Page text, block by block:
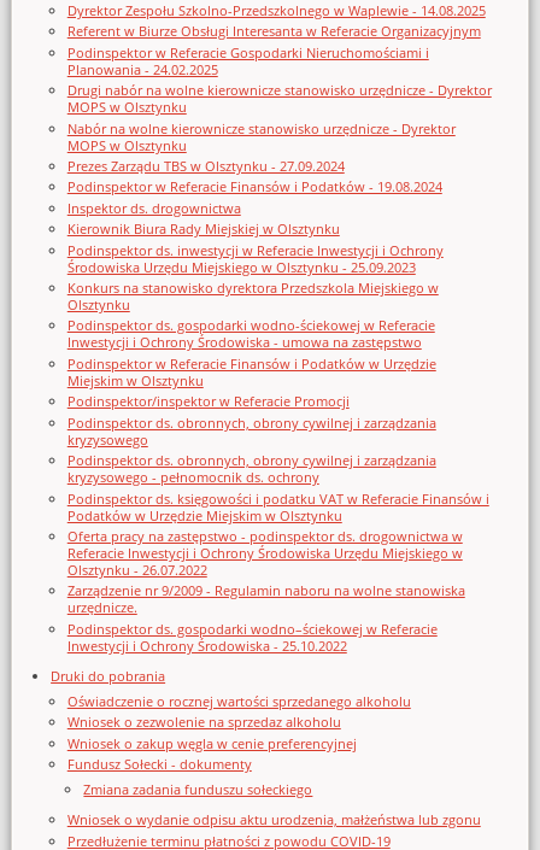
Dyrektor Zespołu Szkolno-Przedszkolnego w Waplewie - 14.08.2025
Referent w Biurze Obsługi Interesanta w Referacie Organizacyjnym
Podinspektor w Referacie Gospodarki Nieruchomościami i
Planowania - 24.02.2025
Drugi nabór na wolne kierownicze stanowisko urzędnicze - Dyrektor
MOPS w Olsztynku
Nabór na wolne kierownicze stanowisko urzędnicze - Dyrektor
MOPS w Olsztynku
Prezes Zarządu TBS w Olsztynku - 27.09.2024
Podinspektor w Referacie Finansów i Podatków - 19.08.2024
Inspektor ds. drogownictwa
Kierownik Biura Rady Miejskiej w Olsztynku
Podinspektor ds. inwestycji w Referacie Inwestycji i Ochrony
Środowiska Urzędu Miejskiego w Olsztynku - 25.09.2023
Konkurs na stanowisko dyrektora Przedszkola Miejskiego w
Olsztynku
Podinspektor ds. gospodarki wodno-ściekowej w Referacie
Inwestycji i Ochrony Środowiska - umowa na zastępstwo
Podinspektor w Referacie Finansów i Podatków w Urzędzie
Miejskim w Olsztynku
Podinspektor/inspektor w Referacie Promocji
Podinspektor ds. obronnych, obrony cywilnej i zarządzania
kryzysowego
Podinspektor ds. obronnych, obrony cywilnej i zarządzania
kryzysowego - pełnomocnik ds. ochrony
Podinspektor ds. księgowości i podatku VAT w Referacie Finansów i
Podatków w Urzędzie Miejskim w Olsztynku
Oferta pracy na zastępstwo - podinspektor ds. drogownictwa w
Referacie Inwestycji i Ochrony Środowiska Urzędu Miejskiego w
Olsztynku - 26.07.2022
Zarządzenie nr 9/2009 - Regulamin naboru na wolne stanowiska
urzędnicze.
Podinspektor ds. gospodarki wodno–ściekowej w Referacie
Inwestycji i Ochrony Środowiska - 25.10.2022
Druki do pobrania
Oświadczenie o rocznej wartości sprzedanego alkoholu
Wniosek o zezwolenie na sprzedaz alkoholu
Wniosek o zakup węgla w cenie preferencyjnej
Fundusz Sołecki - dokumenty
Zmiana zadania funduszu sołeckiego
Wniosek o wydanie odpisu aktu urodzenia, małżeństwa lub zgonu
Przedłużenie terminu płatności z powodu COVID-19